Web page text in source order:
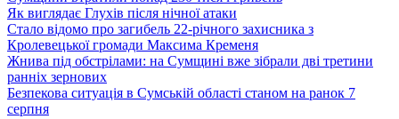
Як виглядає Глухів після нічної атаки
Стало відомо про загибель 22-річного захисника з
Кролевецької громади Максима Кременя
Жнива під обстрілами: на Сумщині вже зібрали дві третини
ранніх зернових
Безпекова ситуація в Сумській області станом на ранок 7
серпня